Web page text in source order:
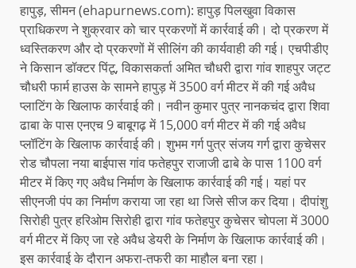
हापुड़, सीमन (ehapurnews.com): हापुड़ पिलखुवा विकास
प्राधिकरण ने शुक्रवार को चार प्रकरणों में कार्रवाई की। दो प्रकरण में
ध्वस्तिकरण और दो प्रकरणों में सीलिंग की कार्यवाही की गई। एचपीडीए
ने किसान डॉक्टर पिंटू, विकासकर्ता अमित चौधरी द्वारा गांव शाहपुर जट्ट
चौधरी फार्म हाउस के सामने हापुड़ में 3500 वर्ग मीटर में की गई अवैध
प्लाटिंग के खिलाफ कार्रवाई की। नवीन कुमार पुत्र नानकचंद द्वारा शिवा
ढाबा के पास एनएच 9 बाबूगढ़ में 15,000 वर्ग मीटर में की गई अवैध
प्लॉटिंग के खिलाफ कार्रवाई की। शुभम गर्ग पुत्र संजय गर्ग द्वारा कुचेसर
रोड चौपला नया बाईपास गांव फतेहपुर राजाजी ढाबे के पास 1100 वर्ग
मीटर में किए गए अवैध निर्माण के खिलाफ कार्रवाई की गई। यहां पर
सीएनजी पंप का निर्माण कराया जा रहा था जिसे सीज कर दिया। दीपांशु
सिरोही पुत्र हरिओम सिरोही द्वारा गांव फतेहपुर कुचेसर चोपला में 3000
वर्ग मीटर में किए जा रहे अवैध डेयरी के निर्माण के खिलाफ कार्रवाई की।
इस कार्रवाई के दौरान अफरा-तफरी का माहौल बना रहा।